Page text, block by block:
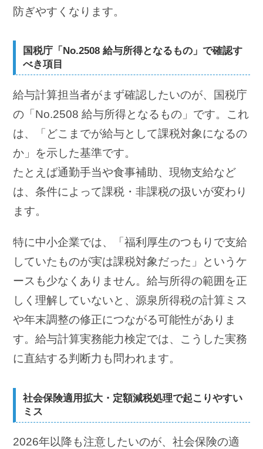
防ぎやすくなります。
国税庁「No.2508 給与所得となるもの」で確認す
べき項目
給与計算担当者がまず確認したいのが、国税庁
の「No.2508 給与所得となるもの」です。これ
は、「どこまでが給与として課税対象になるの
か」を示した基準です。
たとえば通勤手当や食事補助、現物支給など
は、条件によって課税・非課税の扱いが変わり
ます。
特に中小企業では、「福利厚生のつもりで支給
していたものが実は課税対象だった」というケ
ースも少なくありません。給与所得の範囲を正
しく理解していないと、源泉所得税の計算ミス
や年末調整の修正につながる可能性がありま
す。給与計算実務能力検定では、こうした実務
に直結する判断力も問われます。
社会保険適用拡大・定額減税処理で起こりやすい
ミス
2026年以降も注意したいのが、社会保険の適